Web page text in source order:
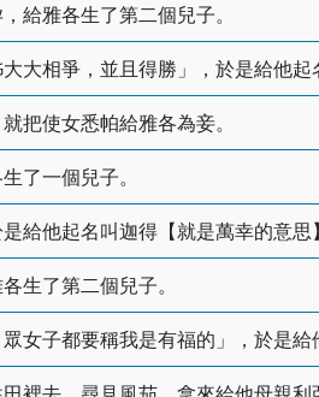
給雅各生了第二個兒子。
大相爭，並且得勝」，於是給他起
把使女悉帕給雅各為妾。
了一個兒子。
給他起名叫迦得【就是萬幸的意思
生了第二個兒子。
女子都要稱我是有福的」，於是給